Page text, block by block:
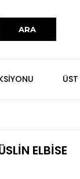
ELBİSE